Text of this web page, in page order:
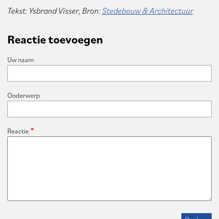
Tekst: Ysbrand Visser, Bron:Stedebouw & Architectuur
Reactie toevoegen
Uw naam
Onderwerp
Reactie